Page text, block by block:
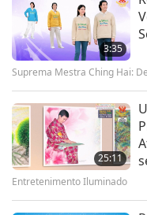
13:42
Incríveis Pessoas-Animais
18:56
Entretenimento Iluminado
3:35
Suprema Mestra Ching Hai:
25:11
Entretenimento Iluminado